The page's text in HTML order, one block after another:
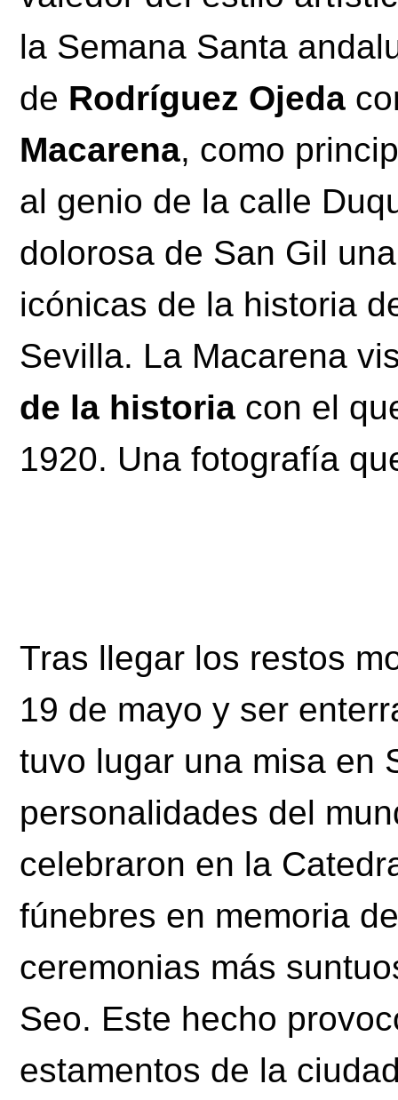
la Semana Santa
de Rodríguez Ojeda
Macarena, como
al genio de la calle
dolorosa de San Gil
icónicas de la historia
Sevilla. La Macarena
de la historia con el
1920. Una fotografía
Tras llegar los restos
19 de mayo y ser
tuvo lugar una misa en
personalidades del
celebraron en la
fúnebres en memoria
ceremonias más
Seo. Este hecho
estamentos de la